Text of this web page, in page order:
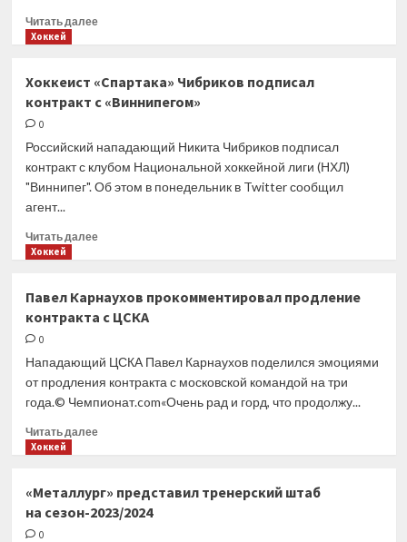
Читать далееПрочитать
Snoop
Dogg
покупки
клуба
Сенаторз»
Хоккей
Хоккеист «Спартака» Чибриков подписал
контракт с «Виннипегом»
0
Российский нападающий Никита Чибриков подписал
контракт с клубом Национальной хоккейной лиги (НХЛ)
"Виннипег". Об этом в понедельник в Twitter сообщил
агент...
Читать далееПрочитать
«Спартака»
Чибриков
контракт
с «Виннипегом»
Хоккей
Павел Карнаухов прокомментировал продление
контракта с ЦСКА
0
Нападающий ЦСКА Павел Карнаухов поделился эмоциями
от продления контракта с московской командой на три
года.© Чемпионат.com«Очень рад и горд, что продолжу...
Читать далееПрочитать
Карнаухов
прокомментировал
Хоккей
«Металлург» представил тренерский штаб
на сезон-2023/2024
0